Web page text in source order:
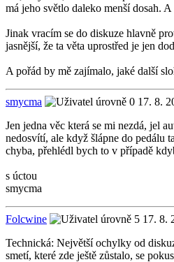
má jeho světlo daleko menší dosah.
Jinak vracím se do diskuze hlavně
jasnější, že ta věta uprostřed je jen
A pořád by mě zajímalo, jaké další
smycma
17. 8.
Jen jedna věc která se mi nezdá, jel
nedosvítí, ale když šlápne do pedálu
chyba, přehlédl bych to v případě
s úctou
smycma
Folcwine
17. 8.
Technická: Největší ochylky od
smetí, které zde ještě zůstalo, se